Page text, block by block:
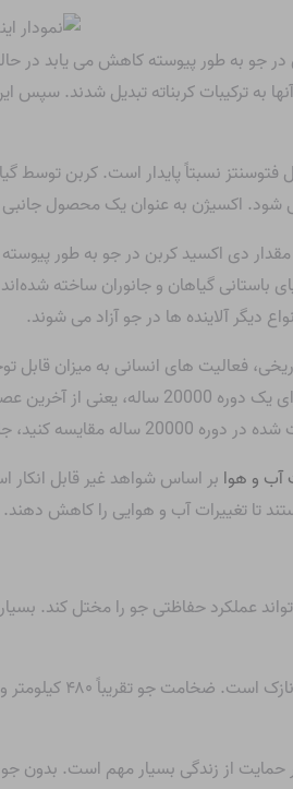
در جو به طور پیوسته کاهش می یابد در
به ترکیبات کربناته تبدیل شدند.
نسبتاً پایدار است. کربن توسط
اکسیژن به عنوان یک محصول جانبی
دی اکسید کربن در جو به طور
گیاهان و جانوران ساخته
دیگر آلاینده ها در جو آزاد می شوند.
فعالیت های انسانی به میزان قابل
آب و هوا بر اساس شواهد غیر قابل
نیستند تا تغییرات آب و هوایی را کاهش
تواند عملکرد حفاظتی جو را مختل کند.
حمایت از زندگی بسیار مهم است. بدون